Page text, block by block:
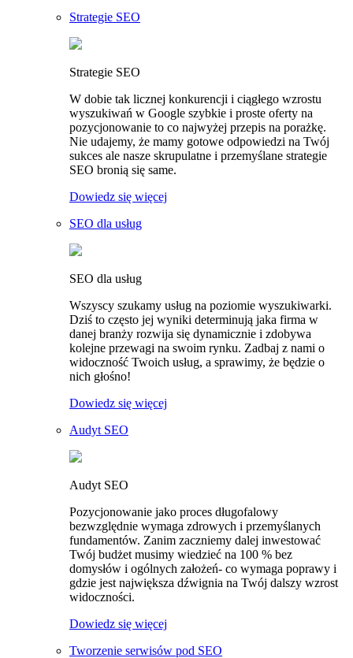
Strategie SEO
Strategie SEO
W dobie tak licznej konkurencji i ciągłego wzrostu
wyszukiwań w Google szybkie i proste oferty na
pozycjonowanie to co najwyżej przepis na porażkę.
Nie udajemy, że mamy gotowe odpowiedzi na Twój
sukces ale nasze skrupulatne i przemyślane strategie
SEO bronią się same.
Dowiedz się więcej
SEO dla usług
SEO dla usług
Wszyscy szukamy usług na poziomie wyszukiwarki.
Dziś to często jej wyniki determinują jaka firma w
danej branży rozwija się dynamicznie i zdobywa
kolejne przewagi na swoim rynku. Zadbaj z nami o
widoczność Twoich usług, a sprawimy, że będzie o
nich głośno!
Dowiedz się więcej
Audyt SEO
Audyt SEO
Pozycjonowanie jako proces długofalowy
bezwzględnie wymaga zdrowych i przemyślanych
fundamentów. Zanim zaczniemy dalej inwestować
Twój budżet musimy wiedzieć na 100 % bez
domysłów i ogólnych założeń- co wymaga poprawy i
gdzie jest największa dźwignia na Twój dalszy wzrost
widoczności.
Dowiedz się więcej
Tworzenie serwisów pod SEO